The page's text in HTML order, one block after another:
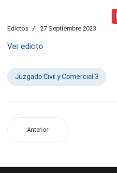
Edictos 27 Septiembre 2023
Ver edicto
Juzgado Civil y Comercial 3
Anterior